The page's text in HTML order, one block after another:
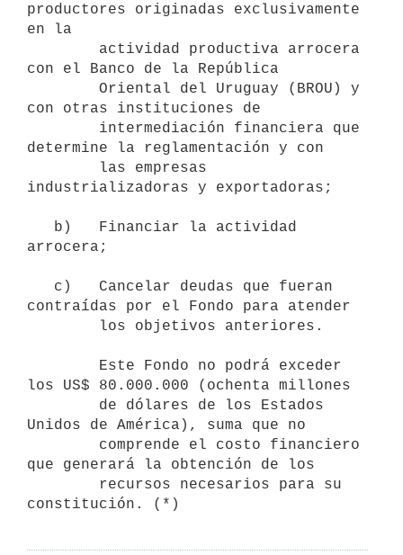
productores originadas exclusivamente
en la
con el Banco de la República
con otras instituciones de
determine la reglamentación y con
industrializadoras y exportadoras;
arrocera;
contraídas por el Fondo para atender
los US$ 80.000.000 (ochenta millones
Unidos de América), suma que no
que generará la obtención de los
constitución. (*)